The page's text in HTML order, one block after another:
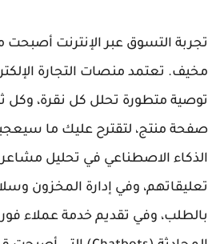
تجربة التسوق عبر الإنترنت
مخيف. تعتمد منصات التجارة
توصية متطورة تحلل كل نقرة، وكل
صفحة منتج، لتقترح عليك ما
الذكاء الاصطناعي في تحليل
تعليقاتهم، وفي إدارة المخزون
بالطلب، وفي تقديم خدمة عملاء